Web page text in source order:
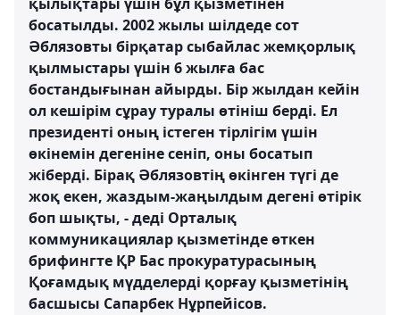
босатылды. 2002 жылы шілдеде сот
Әблязовты бірқатар сыбайлас жемқорлық
қылмыстары үшін 6 жылға бас
бостандығынан айырды. Бір жылдан кейін
ол кешірім сұрау туралы өтініш берді. Ел
президенті оның істеген тірлігім үшін
өкінемін дегеніне сеніп, оны босатып
жіберді. Бірақ Әблязовтің өкінген түгі де
жоқ екен, жаздым-жаңылдым дегені өтірік
боп шықты, - деді Орталық
коммуникациялар қызметінде өткен
брифингте ҚР Бас прокуратурасының
Қоғамдық мүдделерді қорғау қызметінің
басшысы Сапарбек Нұрпейісов.